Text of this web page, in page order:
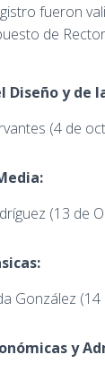
fueron
de
Diseño y de
(4 de
(13 de
González
y